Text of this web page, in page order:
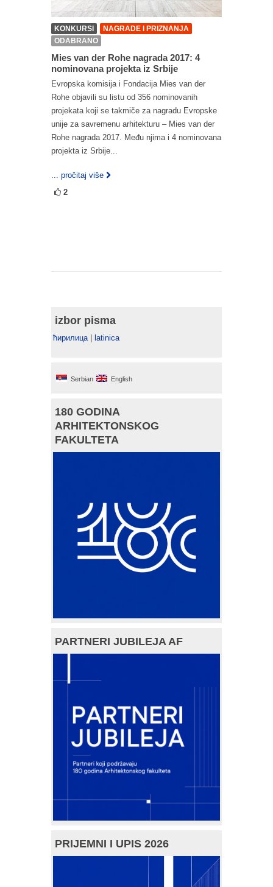
KONKURSI
NAGRADE I PRIZNANJA
ODABRANO
Mies van der Rohe nagrada 2017: 4
nominovana projekta iz Srbije
Evropska komisija i Fondacija Mies van der
Rohe objavili su listu od 356 nominovanih
projekata koji se takmiče za nagradu Evropske
unije za savremenu arhitekturu – Mies van der
Rohe nagrada 2017. Među njima i 4 nominovana
projekta iz Srbije...
... pročitaj više
2
izbor pisma
ћирилица | latinica
Serbian English
180 GODINA
ARHITEKTONSKOG
FAKULTETA
PARTNERI JUBILEJA AF
PRIJEMNI I UPIS 2026